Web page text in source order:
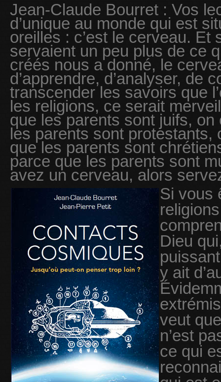
Jean-Claude Bourret : Vos
d’unique au monde qui est
oreilles : c’est le cerveau. Et
servaient un peu plus de ce
créés nous a donné, le
d’apprendre, d’analyser, de
transcender les savoirs que
les religions, ce serait
que les parents sont juifs,
les parents sont protestants,
que les parents sont
parce que les parents sont
avez un cerveau, alors
Si vous
Dieu
y ait
veut
n’est
ce qui